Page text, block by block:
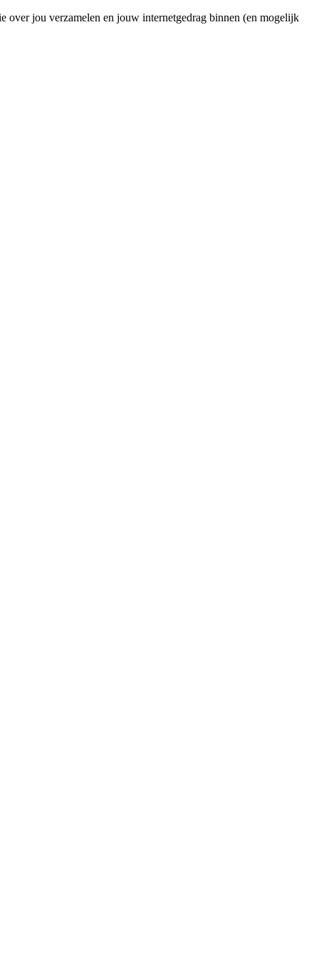
over jou verzamelen en jouw internetgedrag binnen (en mogelijk